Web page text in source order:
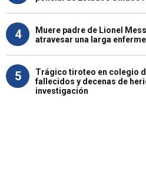
4
Muere padre de Lionel
atravesar una larga
5
Trágico tiroteo en colegio
fallecidos y decenas de
investigación